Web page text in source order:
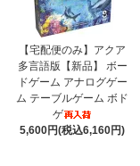
【宅配便のみ】アクア
多言語版【新品】 ボー
ドゲーム アナログゲー
ム テーブルゲーム ボド
ゲ
5,600円(税込6,160円)